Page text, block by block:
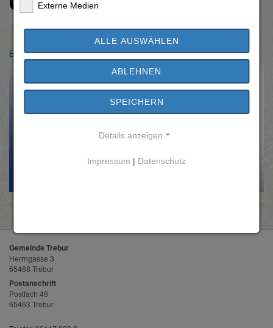
Einwohnermeldeamt
Gemeinde Trebur
Herrngasse 3
65468 Trebur
Postanschrift
Postfach 49
65463 Trebur
Externe Medien
ALLE AUSWÄHLEN
ABLEHNEN
SPEICHERN
Details anzeigen
Impressum | Datenschutz